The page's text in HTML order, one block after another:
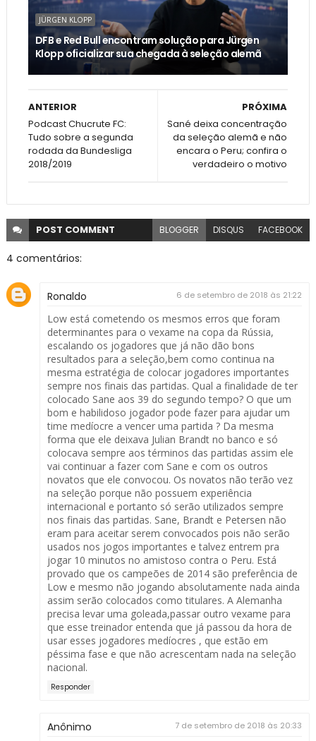
JÜRGEN KLOPP
DFB e Red Bull encontram solução para Jürgen
Klopp oficializar sua chegada à seleção alemã
PRÓXIMA
Sané deixa concentração
da seleção alemã e não
encara o Peru; confira o
verdadeiro o motivo
ANTERIOR
Podcast Chucrute FC:
Tudo sobre a segunda
rodada da Bundesliga
2018/2019
POST COMMENT BLOGGER DISQUS FACEBOOK
4 comentários:
Ronaldo 6 de setembro de 2018 às 21:22
Low está cometendo os mesmos erros que foram
determinantes para o vexame na copa da Rússia,
escalando os jogadores que já não dão bons
resultados para a seleção,bem como continua na
mesma estratégia de colocar jogadores importantes
sempre nos finais das partidas. Qual a finalidade de ter
colocado Sane aos 39 do segundo tempo? O que um
bom e habilidoso jogador pode fazer para ajudar um
time medíocre a vencer uma partida ? Da mesma
forma que ele deixava Julian Brandt no banco e só
colocava sempre aos términos das partidas assim ele
vai continuar a fazer com Sane e com os outros
novatos que ele convocou. Os novatos não terão vez
na seleção porque não possuem experiência
internacional e portanto só serão utilizados sempre
nos finais das partidas. Sane, Brandt e Petersen não
eram para aceitar serem convocados pois não serão
usados nos jogos importantes e talvez entrem pra
jogar 10 minutos no amistoso contra o Peru. Está
provado que os campeões de 2014 são preferência de
Low e mesmo não jogando absolutamente nada ainda
assim serão colocados como titulares. A Alemanha
precisa levar uma goleada,passar outro vexame para
que esse treinador entenda que já passou da hora de
usar esses jogadores medíocres , que estão em
péssima fase e que não acrescentam nada na seleção
nacional.
Responder
Anônimo 7 de setembro de 2018 às 20:33